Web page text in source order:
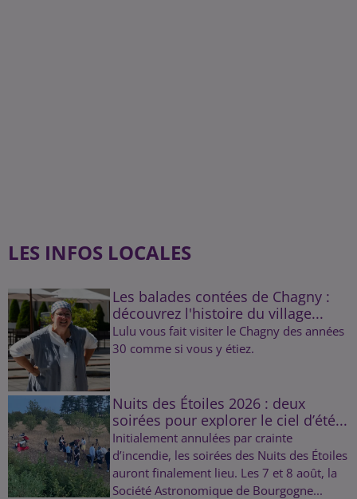
LES INFOS LOCALES
Les balades contées de Chagny :
découvrez l'histoire du village...
Lulu vous fait visiter le Chagny des années
30 comme si vous y étiez.
Nuits des Étoiles 2026 : deux
soirées pour explorer le ciel d’été...
Initialement annulées par crainte
d’incendie, les soirées des Nuits des Étoiles
auront finalement lieu. Les 7 et 8 août, la
Société Astronomique de Bourgogne...